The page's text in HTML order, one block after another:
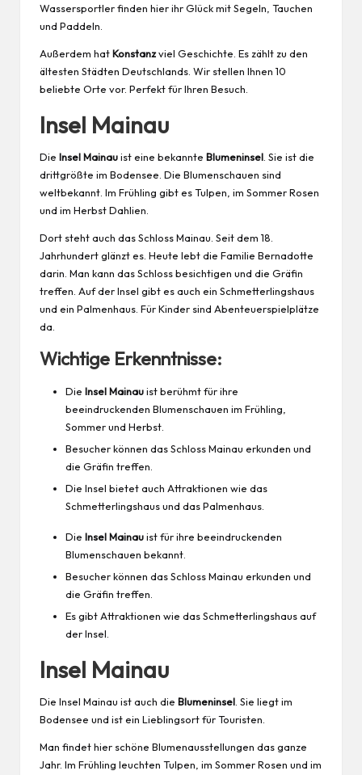
Wassersportler finden hier ihr Glück mit Segeln, Tauchen
und Paddeln.
Außerdem hatKonstanzviel Geschichte. Es zählt zu den
ältesten Städten Deutschlands. Wir stellen Ihnen 10
beliebte Orte vor. Perfekt für Ihren Besuch.
Insel Mainau
Die Insel Mainauist eine bekannte Blumeninsel . Sie ist die
drittgrößte im Bodensee. Die Blumenschauen sind
weltbekannt. Im Frühling gibt es Tulpen, im Sommer Rosen
und im Herbst Dahlien.
Dort steht auch das Schloss Mainau. Seit dem 18.
Jahrhundert glänzt es. Heute lebt die Familie Bernadotte
darin. Man kann das Schloss besichtigen und die Gräfin
treffen. Auf der Insel gibt es auch ein Schmetterlingshaus
und ein Palmenhaus. FürKinder sind Abenteuerspielplätze
da.
Wichtige Erkenntnisse:
Die Insel Mainauist berühmt für ihre
beeindruckenden Blumenschauen im Frühling,
Sommer und Herbst.
Besucher können das Schloss Mainau erkunden und
die Gräfin treffen.
Die Insel bietet auch Attraktionen wie das
Schmetterlingshaus und das Palmenhaus.
Die Insel Mainauist für ihre beeindruckenden
Blumenschauen bekannt.
Besucher können das Schloss Mainau erkunden und
die Gräfin treffen.
Es gibt Attraktionen wie das Schmetterlingshaus auf
der Insel.
Insel Mainau
Die Insel Mainau ist auch die Blumeninsel. Sie liegt im
Bodensee und ist ein Lieblingsort für Touristen.
Man findet hier schöne Blumenausstellungen das ganze
Jahr. Im Frühling leuchten Tulpen, im Sommer Rosen und im